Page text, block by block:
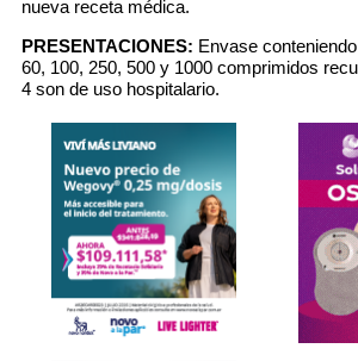
nueva receta médica.
PRESENTACIONES: Envase
60, 100, 250, 500 y 1000 comprimidos
4 son de uso hospitalario.